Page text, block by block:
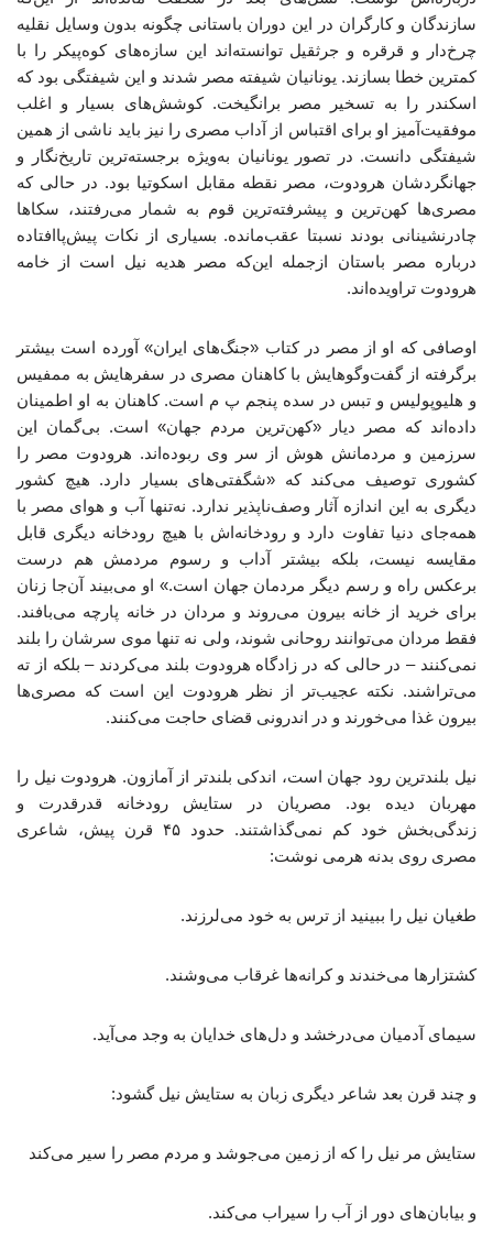
سازندگان و کارگران در این دوران باستانی چگونه بدون وسایل نقلیه
چرخ‌دار و قرقره و جرثقیل توانسته‌اند این سازه‌های کوه‌پیکر را با
کمترین خطا بسازند. یونانیان شیفته مصر شدند و این شیفتگی بود که
اسکندر را به تسخیر مصر برانگیخت. کوشش‌های بسیار و اغلب
موفقیت‌آمیز او برای اقتباس از آداب مصری را نیز باید ناشی از همین
شیفتگی دانست. در تصور یونانیان به‌ویژه برجسته‌ترین تاریخ‌نگار و
جهانگردشان هرودوت، مصر نقطه مقابل اسکوتیا بود. در حالی که
مصری‌ها کهن‌ترین و پیشرفته‌ترین قوم به شمار می‌رفتند، سکاها
چادرنشینانی بودند نسبتا عقب‌مانده. بسیاری از نکات پیش‌پاافتاده
درباره مصر باستان ازجمله این‌که مصر هدیه نیل است از خامه
هرودوت تراویده‌اند.
اوصافی که او از مصر در کتاب «جنگ‌های ایران» آورده است بیشتر
برگرفته از گفت‌وگوهایش با کاهنان مصری در سفرهایش به ممفیس
و هلیوپولیس و تبس در سده پنجم پ م است. کاهنان به او اطمینان
داده‌اند که مصر دیار «کهن‌ترین مردم جهان» است. بی‌گمان این
سرزمین و مردمانش هوش از سر وی ربوده‌اند. هرودوت مصر را
کشوری توصیف می‌کند که «شگفتی‌های بسیار دارد. هیچ کشور
دیگری به این اندازه آثار وصف‌ناپذیر ندارد. نه‌تنها آب و هوای مصر با
همه‌جای دنیا تفاوت دارد و رودخانه‌اش با هیچ رودخانه دیگری قابل
مقایسه نیست، بلکه بیشتر آداب و رسوم مردمش هم درست
برعکس راه و رسم دیگر مردمان جهان است.» او می‌بیند آن‌جا زنان
برای خرید از خانه بیرون می‌روند و مردان در خانه پارچه می‌بافند.
فقط مردان می‌توانند روحانی شوند، ولی نه تنها موی سرشان را بلند
نمی‌کنند – در حالی که در زادگاه هرودوت بلند می‌کردند – بلکه از ته
می‌تراشند. نکته عجیب‌تر از نظر هرودوت این است که مصری‌ها
بیرون غذا می‌خورند و در اندرونی قضای حاجت می‌کنند.
نیل بلندترین رود جهان است، اندکی بلندتر از آمازون. هرودوت نیل را
مهربان دیده بود. مصریان در ستایش رودخانه قدرقدرت و
زندگی‌بخش خود کم نمی‌گذاشتند. حدود ۴۵ قرن پیش، شاعری
مصری روی بدنه هرمی نوشت:
طغیان نیل را ببینید از ترس به خود می‌لرزند.
کشتزارها می‌خندند و کرانه‌ها غرقاب می‌وشند.
سیمای آدمیان می‌درخشد و دل‌های خدایان به وجد می‌آید.
و چند قرن بعد شاعر دیگری زبان به ستایش نیل گشود:
ستایش مر نیل را که از زمین می‌جوشد و مردم مصر را سیر می‌کند
و بیابان‌های دور از آب را سیراب می‌کند.